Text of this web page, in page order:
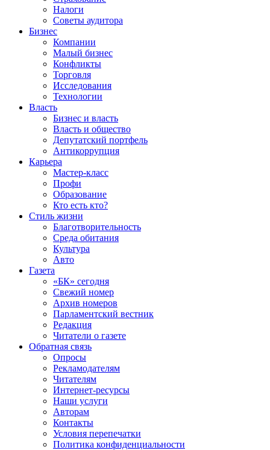
Налоги
Советы аудитора
Бизнес
Компании
Малый бизнес
Конфликты
Торговля
Исследования
Технологии
Власть
Бизнес и власть
Власть и общество
Депутатский портфель
Антикоррупция
Карьера
Мастер-класс
Профи
Образование
Кто есть кто?
Стиль жизни
Благотворительность
Среда обитания
Культура
Авто
Газета
«БК» сегодня
Свежий номер
Архив номеров
Парламентский вестник
Редакция
Читатели о газете
Обратная связь
Опросы
Рекламодателям
Читателям
Интернет-ресурсы
Наши услуги
Авторам
Контакты
Условия перепечатки
Политика конфиденциальности